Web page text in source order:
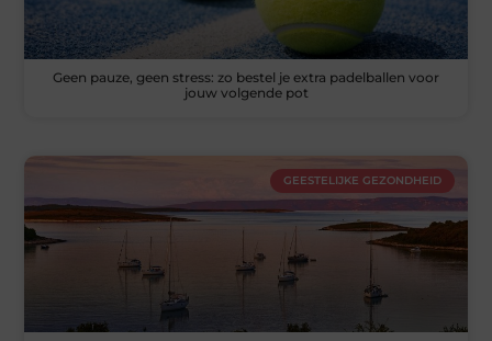
Geen pauze, geen stress: zo bestel je extra padelballen voor
jouw volgende pot
GEESTELIJKE GEZONDHEID